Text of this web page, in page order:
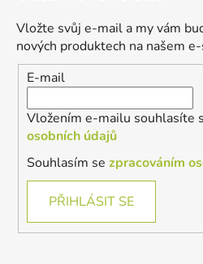
Vložte svůj e-mail a my vám
nových produktech na našem
E-mail
Vložením e-mailu souhlasíte s
osobních údajů
Souhlasím se zpracováním
PŘIHLÁSIT SE